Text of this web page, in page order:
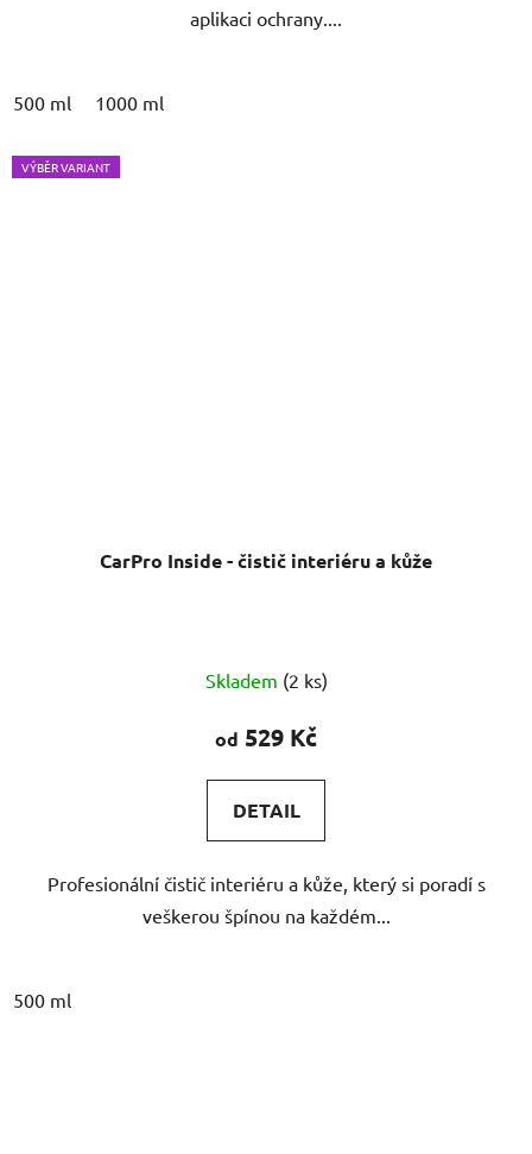
aplikaci ochrany....
500 ml 1000 ml
VÝBĚR VARIANT
CarPro Inside - čistič interiéru a kůže
Skladem (2 ks)
od 529 Kč
DETAIL
Profesionální čistič interiéru a kůže, který si poradí s
veškerou špínou na každém...
500 ml